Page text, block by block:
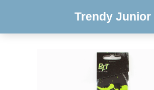
Trendy Junior